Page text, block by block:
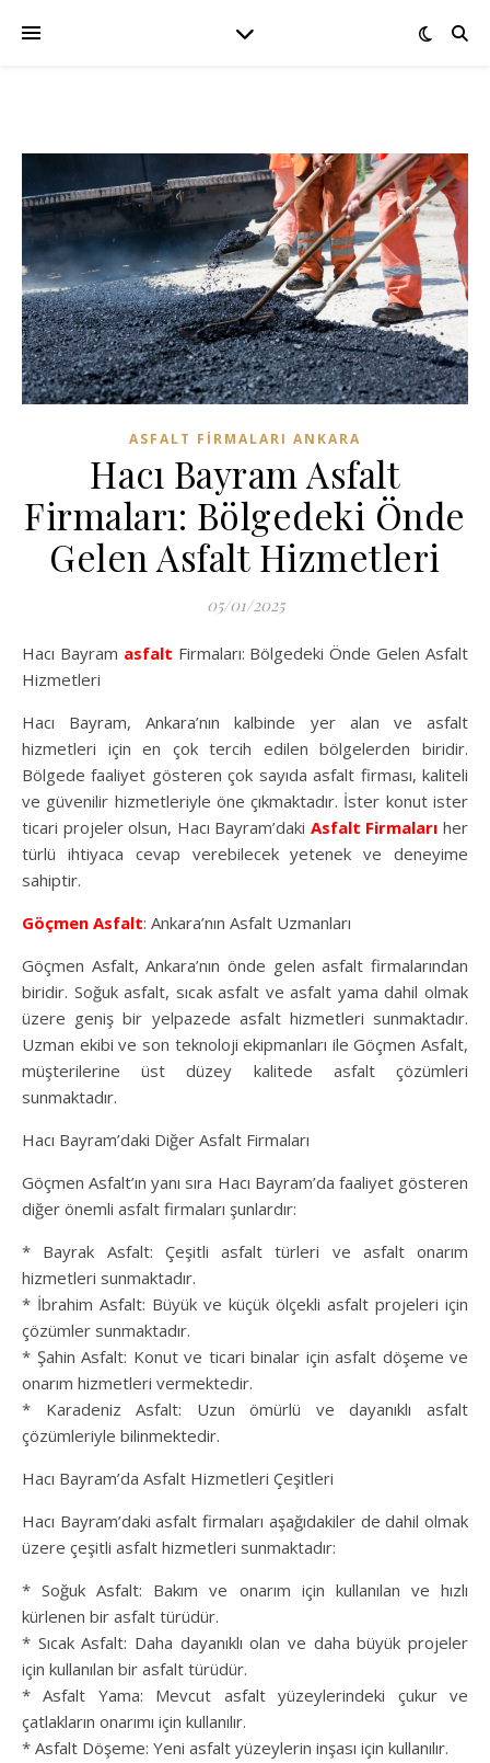
ASFALT FIRMALARI ANKARA
Hacı Bayram Asfalt
Firmaları: Bölgedeki Önde
Gelen Asfalt Hizmetleri
05/01/2025
Hacı Bayram asfalt Firmaları: Bölgedeki Önde Gelen Asfalt
Hizmetleri
Hacı Bayram, Ankara’nın kalbinde yer alan ve asfalt
hizmetleri için en çok tercih edilen bölgelerden biridir.
Bölgede faaliyet gösteren çok sayıda asfalt firması, kaliteli
ve güvenilir hizmetleriyle öne çıkmaktadır. İster konut ister
ticari projeler olsun, Hacı Bayram’daki Asfalt Firmaları her
türlü ihtiyaca cevap verebilecek yetenek ve deneyime
sahiptir.
Göçmen Asfalt: Ankara’nın Asfalt Uzmanları
Göçmen Asfalt, Ankara’nın önde gelen asfalt firmalarından
biridir. Soğuk asfalt, sıcak asfalt ve asfalt yama dahil olmak
üzere geniş bir yelpazede asfalt hizmetleri sunmaktadır.
Uzman ekibi ve son teknoloji ekipmanları ile Göçmen Asfalt,
müşterilerine üst düzey kalitede asfalt çözümleri
sunmaktadır.
Hacı Bayram’daki Diğer Asfalt Firmaları
Göçmen Asfalt’ın yanı sıra Hacı Bayram’da faaliyet gösteren
diğer önemli asfalt firmaları şunlardır:
* Bayrak Asfalt: Çeşitli asfalt türleri ve asfalt onarım
hizmetleri sunmaktadır.
* İbrahim Asfalt: Büyük ve küçük ölçekli asfalt projeleri için
çözümler sunmaktadır.
* Şahin Asfalt: Konut ve ticari binalar için asfalt döşeme ve
onarım hizmetleri vermektedir.
* Karadeniz Asfalt: Uzun ömürlü ve dayanıklı asfalt
çözümleriyle bilinmektedir.
Hacı Bayram’da Asfalt Hizmetleri Çeşitleri
Hacı Bayram’daki asfalt firmaları aşağıdakiler de dahil olmak
üzere çeşitli asfalt hizmetleri sunmaktadır:
* Soğuk Asfalt: Bakım ve onarım için kullanılan ve hızlı
kürlenen bir asfalt türüdür.
* Sıcak Asfalt: Daha dayanıklı olan ve daha büyük projeler
için kullanılan bir asfalt türüdür.
* Asfalt Yama: Mevcut asfalt yüzeylerindeki çukur ve
çatlakların onarımı için kullanılır.
* Asfalt Döşeme: Yeni asfalt yüzeylerin inşası için kullanılır.